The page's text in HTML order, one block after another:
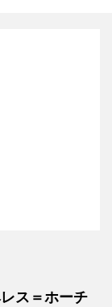
ス＝ホーチ